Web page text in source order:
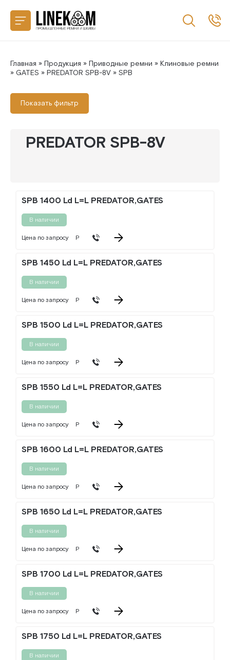
Главная » Продукция » Приводные ремни » Клиновые ремни
» GATES » PREDATOR SPB-8V » SPB
Показать фильтр
PREDATOR SPB-8V
SPB 1400 Ld L=L PREDATOR,GATES
В наличии
Цена по запросу Р
SPB 1450 Ld L=L PREDATOR,GATES
В наличии
Цена по запросу Р
SPB 1500 Ld L=L PREDATOR,GATES
В наличии
Цена по запросу Р
SPB 1550 Ld L=L PREDATOR,GATES
В наличии
Цена по запросу Р
SPB 1600 Ld L=L PREDATOR,GATES
В наличии
Цена по запросу Р
SPB 1650 Ld L=L PREDATOR,GATES
В наличии
Цена по запросу Р
SPB 1700 Ld L=L PREDATOR,GATES
В наличии
Цена по запросу Р
SPB 1750 Ld L=L PREDATOR,GATES
В наличии
Назад
SANLUX
MITSUBOSHI
GATES